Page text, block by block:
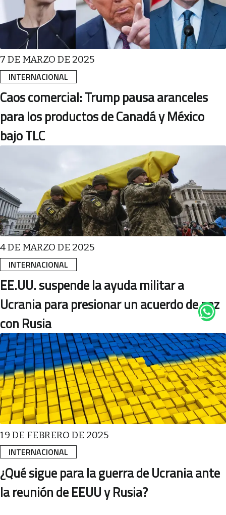
INTERNACIONAL
7 DE MARZO DE 2025
Caos comercial: Trump pausa aranceles
para los productos de Canadá y México
bajo TLC
INTERNACIONAL
4 DE MARZO DE 2025
EE.UU. suspende la ayuda militar a
Ucrania para presionar un acuerdo de paz
con Rusia
INTERNACIONAL
19 DE FEBRERO DE 2025
¿Qué sigue para la guerra de Ucrania ante
la reunión de EEUU y Rusia?